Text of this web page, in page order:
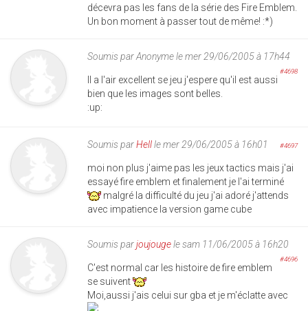
décevra pas les fans de la série des Fire Emblem.
Un bon moment à passer tout de même! :*)
Soumis parAnonymele mer 29/06/2005 à 17h44
#4698
Il a l'air excellent se jeu j'espere qu'il est aussi
bien que les images sont belles.
:up:
Soumis parHellle mer 29/06/2005 à 16h01 #4697
moi non plus j'aime pas les jeux tactics mais j'ai
essayé fire emblem et finalement je l'ai terminé
malgré la difficulté du jeu j'ai adoré j'attends
avec impatience la version game cube
Soumis parjoujougele sam 11/06/2005 à 16h20
#4696
C'est normal car les histoire de fire emblem
se suivent
Moi,aussi j'ais celui sur gba et je m'éclatte avec